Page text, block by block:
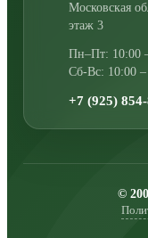
Московская
этаж 3
Пн–Пт: 10:00
Сб-Вс: 10:00 –
+7 (925)
©